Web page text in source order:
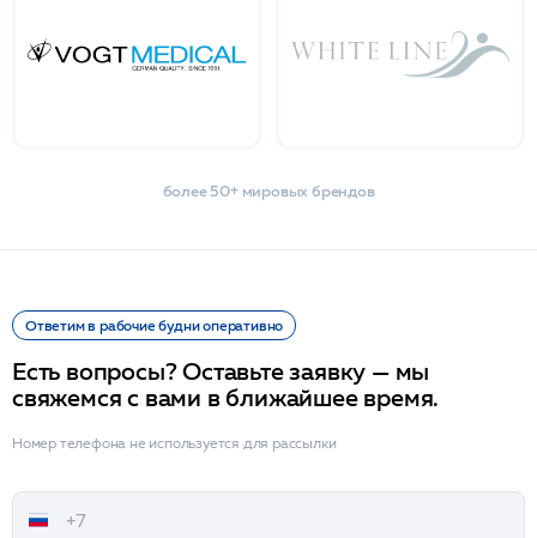
более 50+ мировых брендов
Ответим в рабочие будни оперативно
Есть вопросы? Оставьте заявку — мы
свяжемся с вами в ближайшее время.
Номер телефона не используется для рассылки